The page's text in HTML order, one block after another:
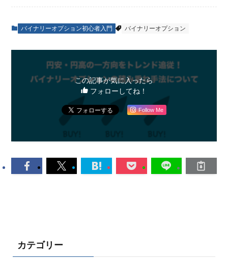
バイナリーオプション初心者入門 バイナリーオプション
この記事が気に入ったら
フォローしてね！
Follow Me
カテゴリー